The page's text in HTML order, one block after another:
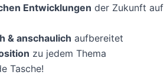
Entwicklungen der Zukunft auf
& anschaulich aufbereitet
zu jedem Thema
Tasche!